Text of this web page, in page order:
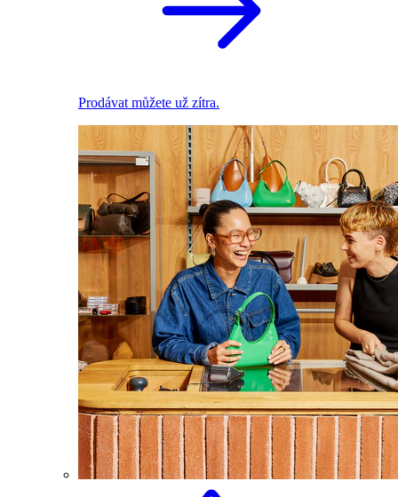
Prodávat můžete už zítra.